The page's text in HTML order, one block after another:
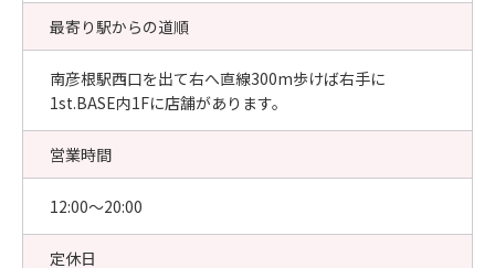
最寄り駅からの道順
南彦根駅西口を出て右へ直線300m歩けば右手に
1st.BASE内1Fに店舗があります。
営業時間
12:00〜20:00
定休日